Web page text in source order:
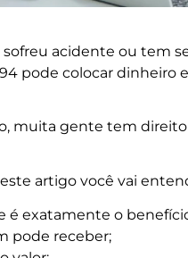
sofreu acidente ou tem
pode colocar dinheiro
muita gente tem
artigo você vai
é exatamente o
pode receber;